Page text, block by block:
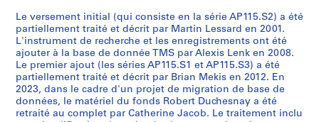
:
U
n
i
o
n
T
a
:
C
l
i
m
a
t
r
:
A
S
M
I
n
t
e
:
U
n
i
o
n
D
o
e
n
n
e
v
i
l
l
Le versement initial (qui consiste en la série AP115.S2) a été
partiellement traité et décrit par Martin Lessard en 2001.
L'instrument de recherche et les enregistrements ont été
ajouter à la base de donnée TMS par Alexis Lenk en 2008.
Le premier ajout (les séries AP115.S1 et AP115.S3) a été
partiellement traité et décrit par Brian Mekis en 2012. En
2023, dans le cadre d'un projet de migration de base de
données, le matériel du fonds Robert Duchesnay a été
retraité au complet par Catherine Jacob. Le traitement inclu